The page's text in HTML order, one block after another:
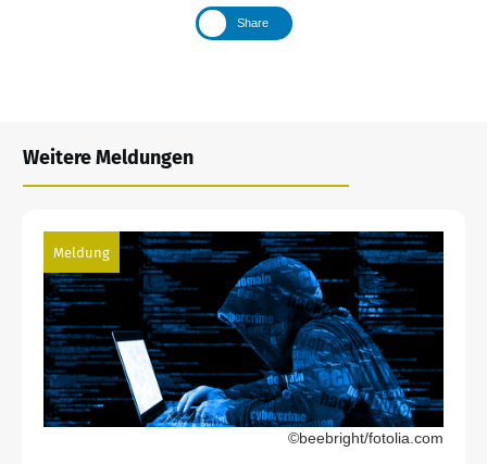
Share
Weitere Meldungen
Meldung
©beebright/fotolia.com